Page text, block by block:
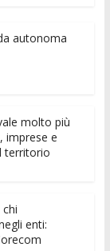
e di
autonoma
molto più
imprese e
territorio
enti: